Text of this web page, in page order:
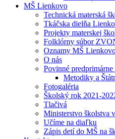
MŠ Lienkovo
Technická materská
Tkáčska dielňa
Projekty materskej
Folklórny súbor
Oznamy MŠ
O nás
Povinné
Metodiky a
Fotogaléria
Školský rok 2021-
Tlačivá
Ministerstvo školstva
Učíme na diaľku
Zápis detí do MŠ na